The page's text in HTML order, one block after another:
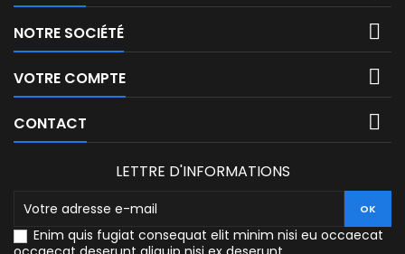
NOTRE SOCIÉTÉ 
VOTRE COMPTE 
CONTACT 
LETTRE D'INFORMATIONS
Enim quis fugiat consequat elit minim nisi eu occaecat